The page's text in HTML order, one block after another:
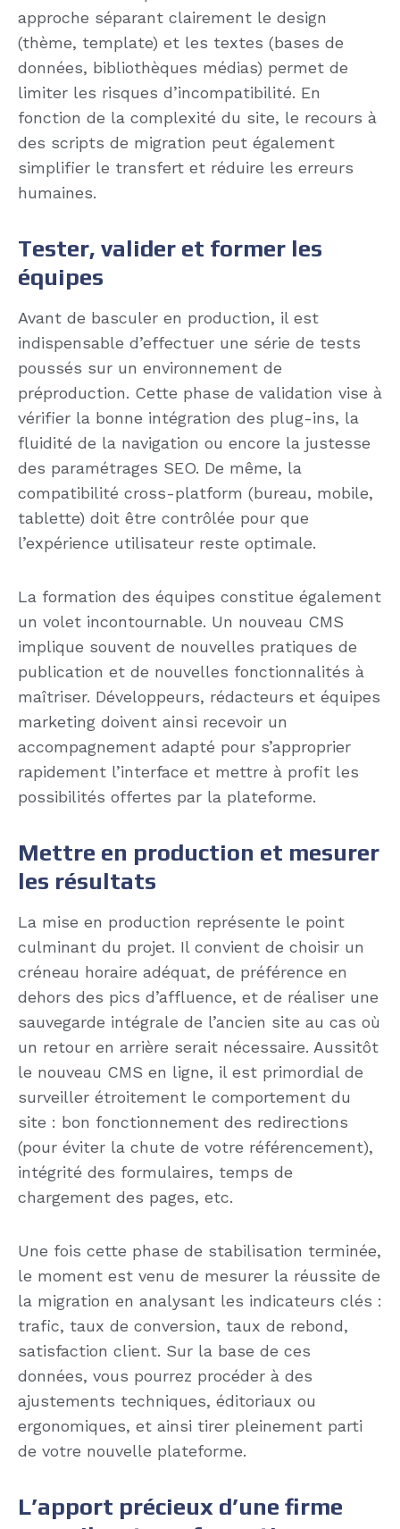
approche séparant clairement le design
(thème, template) et les textes (bases de
données, bibliothèques médias) permet de
limiter les risques d’incompatibilité. En
fonction de la complexité du site, le recours à
des scripts de migration peut également
simplifier le transfert et réduire les erreurs
humaines.
Tester, valider et former les
équipes
Avant de basculer en production, il est
indispensable d’effectuer une série de tests
poussés sur un environnement de
préproduction. Cette phase de validation vise à
vérifier la bonne intégration des plug-ins, la
fluidité de la navigation ou encore la justesse
des paramétrages SEO. De même, la
compatibilité cross-platform (bureau, mobile,
tablette) doit être contrôlée pour que
l’expérience utilisateur reste optimale.
La formation des équipes constitue également
un volet incontournable. Un nouveau CMS
implique souvent de nouvelles pratiques de
publication et de nouvelles fonctionnalités à
maîtriser. Développeurs, rédacteurs et équipes
marketing doivent ainsi recevoir un
accompagnement adapté pour s’approprier
rapidement l’interface et mettre à profit les
possibilités offertes par la plateforme.
Mettre en production et mesurer
les résultats
La mise en production représente le point
culminant du projet. Il convient de choisir un
créneau horaire adéquat, de préférence en
dehors des pics d’affluence, et de réaliser une
sauvegarde intégrale de l’ancien site au cas où
un retour en arrière serait nécessaire. Aussitôt
le nouveau CMS en ligne, il est primordial de
surveiller étroitement le comportement du
site : bon fonctionnement des redirections
(pour éviter la chute de votre référencement),
intégrité des formulaires, temps de
chargement des pages, etc.
Une fois cette phase de stabilisation terminée,
le moment est venu de mesurer la réussite de
la migration en analysant les indicateurs clés :
trafic, taux de conversion, taux de rebond,
satisfaction client. Sur la base de ces
données, vous pourrez procéder à des
ajustements techniques, éditoriaux ou
ergonomiques, et ainsi tirer pleinement parti
de votre nouvelle plateforme.
L’apport précieux d’une firme